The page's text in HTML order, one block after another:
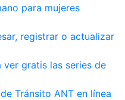
para mujeres
registrar o actualizar
gratis las series de
Tránsito ANT en línea